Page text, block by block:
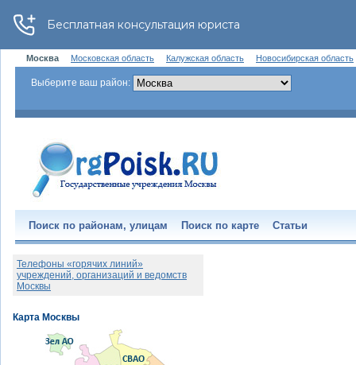
Москва Московская область Калужская область Новосибирская область
Выберите ваш район:
Поиск по районам, улицам Поиск по карте Статьи
Телефоны «горячих линий»
учреждений, организаций и ведомств
Москвы